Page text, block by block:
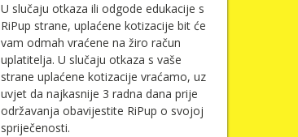
U slučaju otkaza ili odgode edukacije s
RiPup strane, uplaćene kotizacije bit će
vam odmah vraćene na žiro račun
uplatitelja. U slučaju otkaza s vaše
strane uplaćene kotizacije vraćamo, uz
uvjet da najkasnije 3 radna dana prije
održavanja obavijestite RiPup o svojoj
spriječenosti.